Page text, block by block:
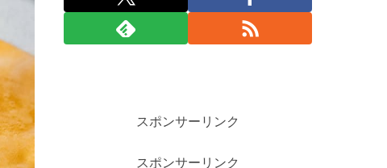
スポンサーリンク
スポンサーリンク